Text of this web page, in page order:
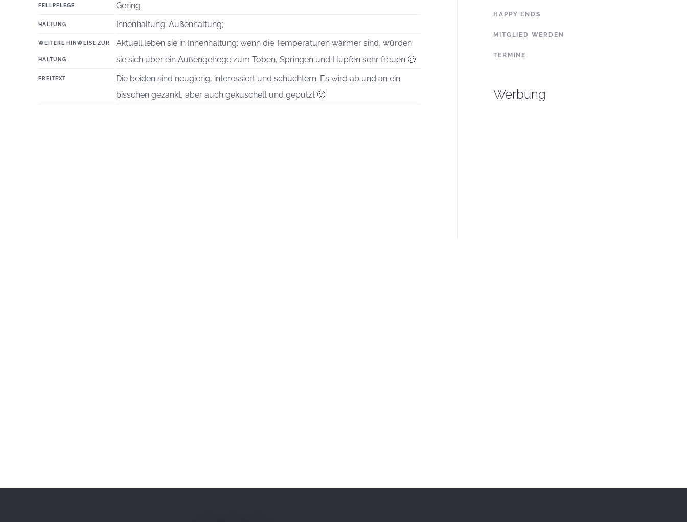
FELLPFLEGE Gering
HALTUNG Innenhaltung; Außenhaltung;
WEITERE HINWEISE ZUR
HALTUNG
Aktuell leben sie in Innenhaltung; wenn die Temperaturen wärmer sind, würden
sie sich über ein Außengehege zum Toben, Springen und Hüpfen sehr freuen 🙂
FREITEXT
Die beiden sind neugierig, interessiert und schüchtern. Es wird ab und an ein
bisschen gezankt, aber auch gekuschelt und geputzt 🙂
HAPPY ENDS
MITGLIED WERDEN
TERMINE
Werbung